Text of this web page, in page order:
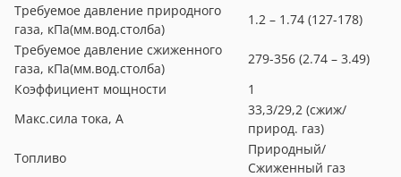
Требуемое давление природного
газа, кПа(мм.вод.столба)
1.2 – 1.74 (127-178)
Требуемое давление сжиженного
газа, кПа(мм.вод.столба)
279-356 (2.74 – 3.49)
Коэффициент мощности
1
Макс.сила тока, А
33,3/29,2 (сжиж/
природ. газ)
Топливо
Природный/
Сжиженный газ